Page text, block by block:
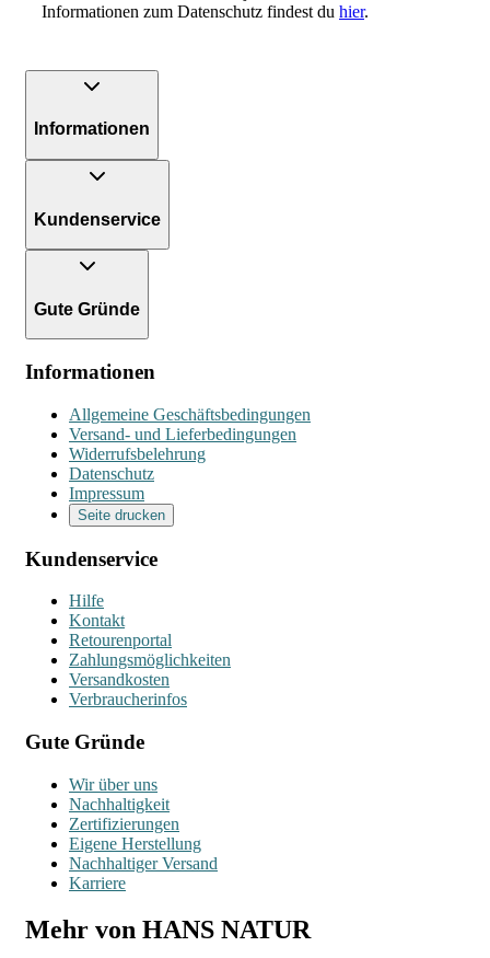
Informationen zum Datenschutz findest du hier.
Informationen
Kundenservice
Gute Gründe
Informationen
Allgemeine Geschäftsbedingungen
Versand- und Lieferbedingungen
Widerrufsbelehrung
Datenschutz
Impressum
Seite drucken
Kundenservice
Hilfe
Kontakt
Retourenportal
Zahlungsmöglichkeiten
Versandkosten
Verbraucherinfos
Gute Gründe
Wir über uns
Nachhaltigkeit
Zertifizierungen
Eigene Herstellung
Nachhaltiger Versand
Karriere
Mehr von HANS NATUR